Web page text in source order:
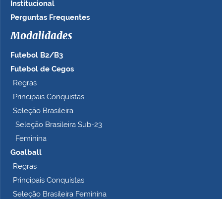
Institucional
Perguntas Frequentes
Modalidades
Futebol B2/B3
Futebol de Cegos
Regras
Principais Conquistas
Seleção Brasileira
Seleção Brasileira Sub-23
Feminina
Goalball
Regras
Principais Conquistas
Seleção Brasileira Feminina